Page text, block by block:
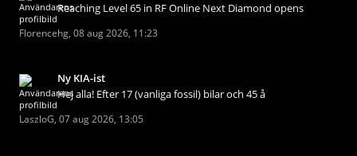
Reaching Level 65 in RF Online Next Diamond opens
Florencehg, 08 aug 2026, 11:23
Ny KIA-ist
Hej alla! Efter 17 (vanliga fossil) bilar och 45 å
LaszloG, 07 aug 2026, 13:05